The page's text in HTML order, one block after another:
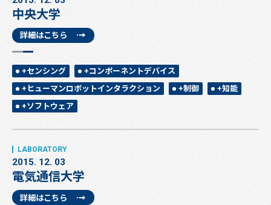
中央大学
詳細はこちら
+センシング +コンポーネントデバイス
+ヒューマンロボットインタラクション +制御 +知能
+ソフトウェア
2015. 12. 03
電気通信大学
詳細はこちら